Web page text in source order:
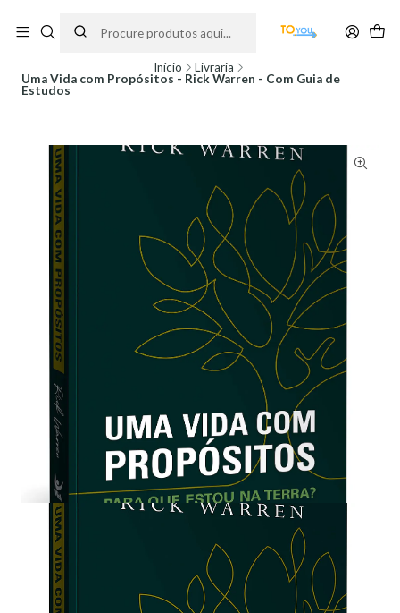
partir do dia 11 de Agosto, às 10H.
Início
Livraria
Uma Vida com Propósitos - Rick Warren - Com Guia de
Estudos